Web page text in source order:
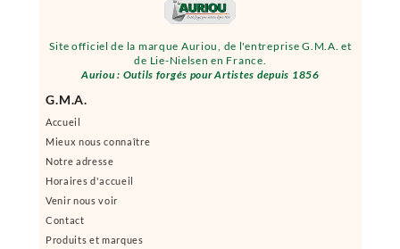
Site officiel de la marque Auriou, de l'entreprise G.M.A. et
de Lie-Nielsen en France.
Auriou : Outils forgés pour Artistes depuis 1856
G.M.A.
Accueil
Mieux nous connaître
Notre adresse
Horaires d'accueil
Venir nous voir
Contact
Produits et marques